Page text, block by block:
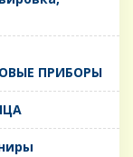
ПРИБОРЫ